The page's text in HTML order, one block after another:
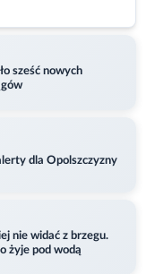
sześć nowych
dla Opolszczyzny
nie widać z brzegu.
żyje pod wodą